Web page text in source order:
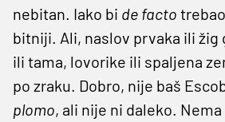
nebitan. Iako bi de facto
bitniji. Ali, naslov prvaka ili
ili tama, lovorike ili spaljena
po zraku. Dobro, nije baš
plomo, ali nije ni daleko.